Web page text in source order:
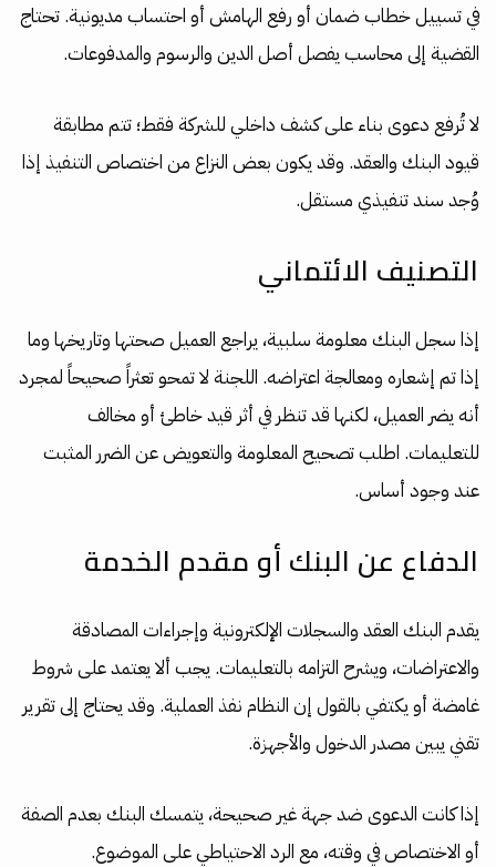
في تسييل خطاب ضمان أو رفع الهامش أو احتساب مديونية. تحتاج
القضية إلى محاسب يفصل أصل الدين والرسوم والمدفوعات.
لا تُرفع دعوى بناء على كشف داخلي للشركة فقط؛ تتم مطابقة
قيود البنك والعقد. وقد يكون بعض النزاع من اختصاص التنفيذ إذا
وُجد سند تنفيذي مستقل.
التصنيف الائتماني
إذا سجل البنك معلومة سلبية، يراجع العميل صحتها وتاريخها وما
إذا تم إشعاره ومعالجة اعتراضه. اللجنة لا تمحو تعثراً صحيحاً لمجرد
أنه يضر العميل، لكنها قد تنظر في أثر قيد خاطئ أو مخالف
للتعليمات. اطلب تصحيح المعلومة والتعويض عن الضرر المثبت
عند وجود أساس.
الدفاع عن البنك أو مقدم الخدمة
يقدم البنك العقد والسجلات الإلكترونية وإجراءات المصادقة
والاعتراضات، ويشرح التزامه بالتعليمات. يجب ألا يعتمد على شروط
غامضة أو يكتفي بالقول إن النظام نفذ العملية. وقد يحتاج إلى تقرير
تقني يبين مصدر الدخول والأجهزة.
إذا كانت الدعوى ضد جهة غير صحيحة، يتمسك البنك بعدم الصفة
أو الاختصاص في وقته، مع الرد الاحتياطي على الموضوع.